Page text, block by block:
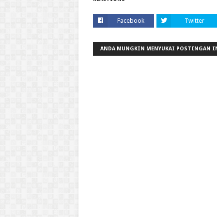
Facebook Twitter
ANDA MUNGKIN MENYUKAI POSTINGAN